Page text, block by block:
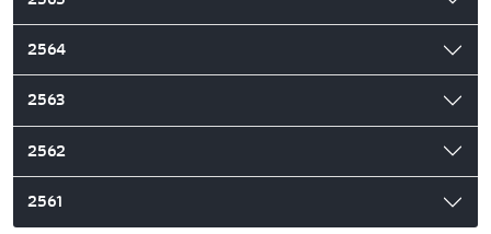
2564
2563
2562
2561